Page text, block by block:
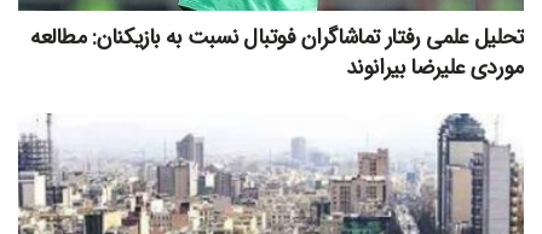
تحلیل علمی رفتار تماشاگران فوتبال نسبت به بازیکنان: مطالعه
موردی علیرضا بیرانوند